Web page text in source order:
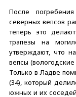
После
северных вепсов
теперь это
трапезы на
утверждают, что
вепсы
Только в Ладве
(34), который
южных и их